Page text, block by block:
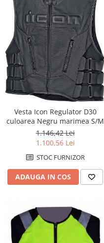
Kit abtibilde
Protectie Rezervor
Accesorii puig
Bascula
Cricuri
Directie
Bieleta
Pivoti
Set cap de bara
Pedale schimbator
Protectii cadru / motor
Protectii Polisport
Rezervor
Rezervor / Buson rezervor
Robinet benzina
Soc
Sonda benzina
Vacum benzina
Sistem lubrifiere motor
Buson
Sistem pornire
Capac pornire
Cuplaj rac
Rac pornire
Semiluna pornire
Sistem racire motor
Capac racire motor
Kit pompa apa
Radiator
Vesta Icon Regulator D30
culoarea Negru marimea S/M
1.146,42 Lei
1.100,56 Lei
STOC FURNIZOR
ADAUGA IN COS